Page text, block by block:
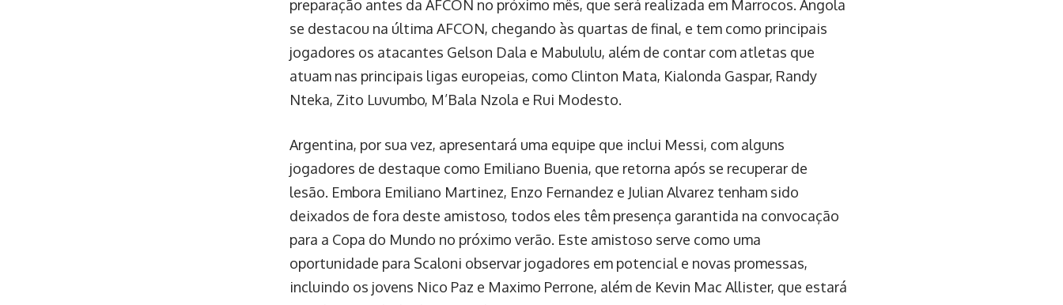
preparação antes da AFCON no próximo mês, que será realizada em Marrocos. Angola
se destacou na última AFCON, chegando às quartas de final, e tem como principais
jogadores os atacantes Gelson Dala e Mabululu, além de contar com atletas que
atuam nas principais ligas europeias, como Clinton Mata, Kialonda Gaspar, Randy
Nteka, Zito Luvumbo, M’Bala Nzola e Rui Modesto.
Argentina, por sua vez, apresentará uma equipe que inclui Messi, com alguns
jogadores de destaque como Emiliano Buenia, que retorna após se recuperar de
lesão. Embora Emiliano Martinez, Enzo Fernandez e Julian Alvarez tenham sido
deixados de fora deste amistoso, todos eles têm presença garantida na convocação
para a Copa do Mundo no próximo verão. Este amistoso serve como uma
oportunidade para Scaloni observar jogadores em potencial e novas promessas,
incluindo os jovens Nico Paz e Maximo Perrone, além de Kevin Mac Allister, que estará